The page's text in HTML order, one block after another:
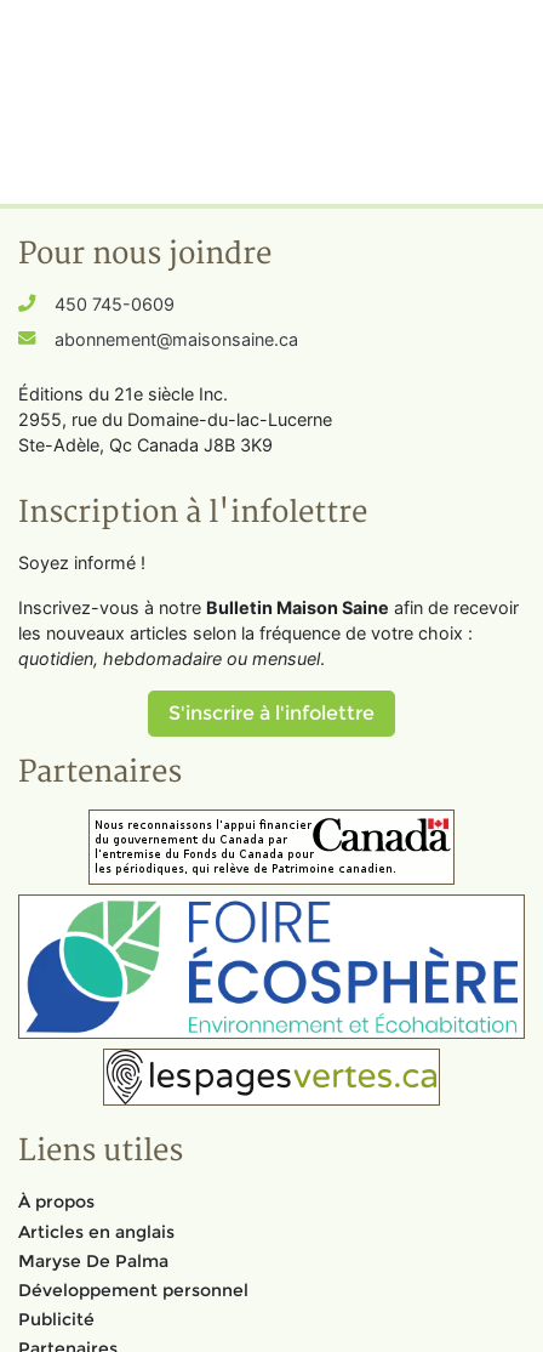
Pour nous joindre
450 745-0609
abonnement@maisonsaine.ca
Éditions du 21e siècle Inc.
2955, rue du Domaine-du-lac-Lucerne
Ste-Adèle, Qc Canada J8B 3K9
Inscription à l'infolettre
Soyez informé !
Inscrivez-vous à notre Bulletin Maison Saine afin de recevoir
les nouveaux articles selon la fréquence de votre choix :
quotidien, hebdomadaire ou mensuel.
S'inscrire à l'infolettre
Partenaires
Liens utiles
À propos
Articles en anglais
Maryse De Palma
Développement personnel
Publicité